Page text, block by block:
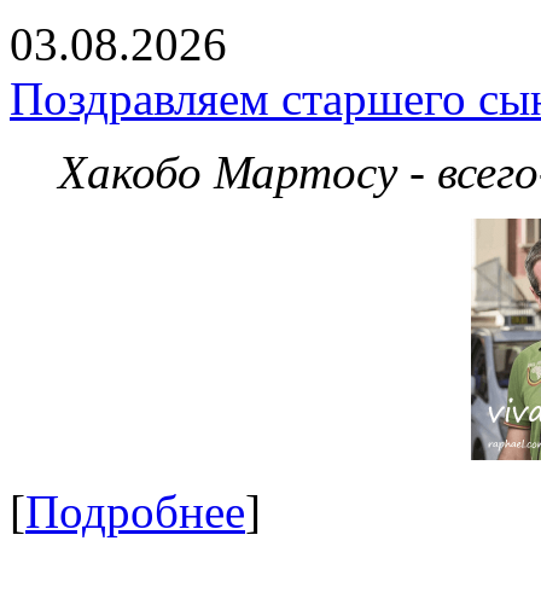
03.08.2026
Поздравляем старшего
Хакобо Мартосу -
[Подробнее]